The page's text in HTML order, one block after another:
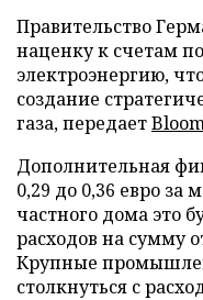
Правительство
наценку к счетам
электроэнергию,
создание
газа, передает
Дополнительная
0,29 до 0,36 евро за
частного дома это
расходов на сумму
Крупные
столкнуться с